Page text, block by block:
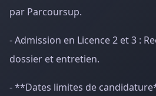
par Parcoursup.
- Admission en Licence 2 et 3 :
dossier et entretien.
- **Dates limites de